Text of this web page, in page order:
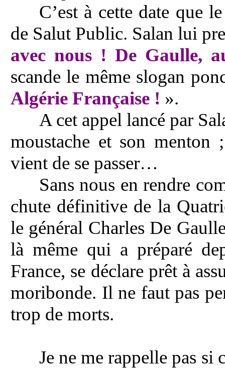
C’est à cette date que
de Salut Public. Salan lui
avec nous ! De Gaulle,
scande le même slogan
Algérie Française ! ».
A cet appel lancé par
moustache et son menton
vient de se passer…
Sans nous en rendre
chute définitive de la
le général Charles De
là même qui a préparé
France, se déclare prêt à
moribonde. Il ne faut pas
trop de morts.
Je ne me rappelle pas si